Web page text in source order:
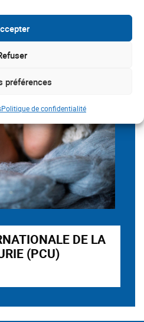
préférences
Politique de confidentialité
DE LA
(PCU)